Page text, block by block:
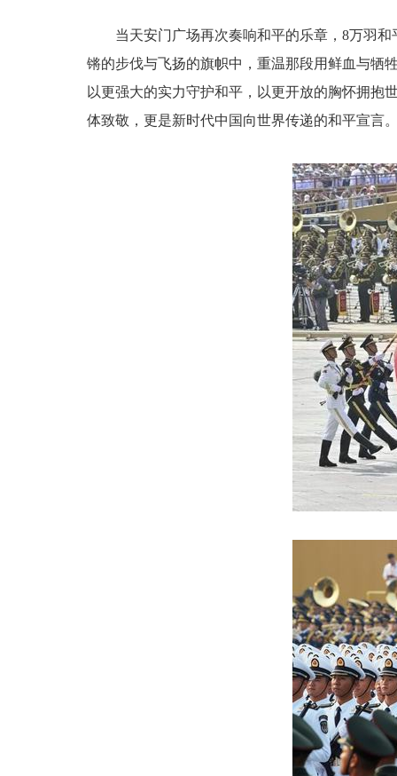
当天安门广场再次奏响和平的乐章，8万羽
锵的步伐与飞扬的旗帜中，重温那段用鲜血与
以更强大的实力守护和平，以更开放的胸怀拥抱
体致敬，更是新时代中国向世界传递的和平宣言